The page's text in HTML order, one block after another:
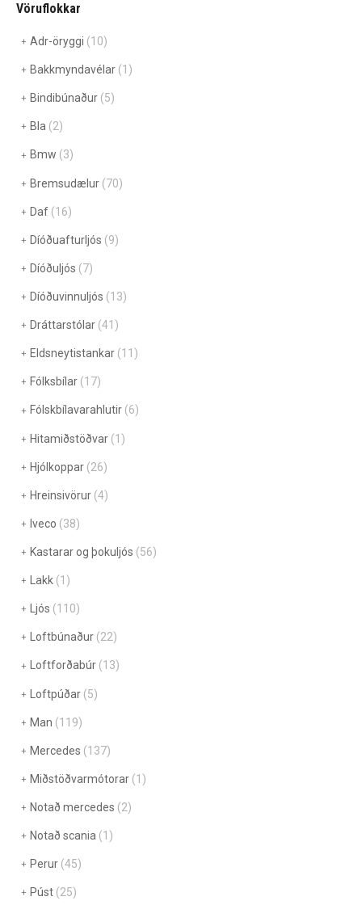
Vöruflokkar
Adr-öryggi (10)
Bakkmyndavélar (1)
Bindibúnaður (5)
Bla (2)
Bmw (3)
Bremsudælur (70)
Daf (16)
Díóðuafturljós (9)
Díóðuljós (7)
Díóðuvinnuljós (13)
Dráttarstólar (41)
Eldsneytistankar (11)
Fólksbílar (17)
Fólskbílavarahlutir (6)
Hitamiðstöðvar (1)
Hjólkoppar (26)
Hreinsivörur (4)
Iveco (38)
Kastarar og þokuljós (56)
Lakk (1)
Ljós (110)
Loftbúnaður (22)
Loftforðabúr (13)
Loftpúðar (5)
Man (119)
Mercedes (137)
Miðstöðvarmótorar (1)
Notað mercedes (2)
Notað scania (1)
Perur (45)
Púst (25)